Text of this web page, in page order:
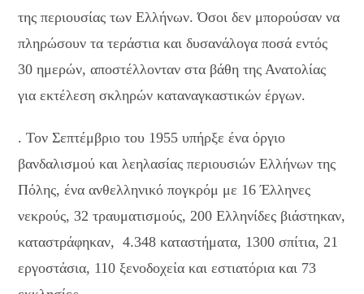
της περιουσίας των Ελλήνων. Όσοι δεν μπορούσαν να
πληρώσουν τα τεράστια και δυσανάλογα ποσά εντός
30 ημερών, αποστέλλονταν στα βάθη της Ανατολίας
για εκτέλεση σκληρών καταναγκαστικών έργων.
. Τον Σεπτέμβριο του 1955 υπήρξε ένα όργιο
βανδαλισμού και λεηλασίας περιουσιών Ελλήνων της
Πόλης, ένα ανθελληνικό πογκρόμ με 16 Έλληνες
νεκρούς, 32 τραυματισμούς, 200 Ελληνίδες βιάστηκαν,
καταστράφηκαν, 4.348 καταστήματα, 1300 σπίτια, 21
εργοστάσια, 110 ξενοδοχεία και εστιατόρια και 73